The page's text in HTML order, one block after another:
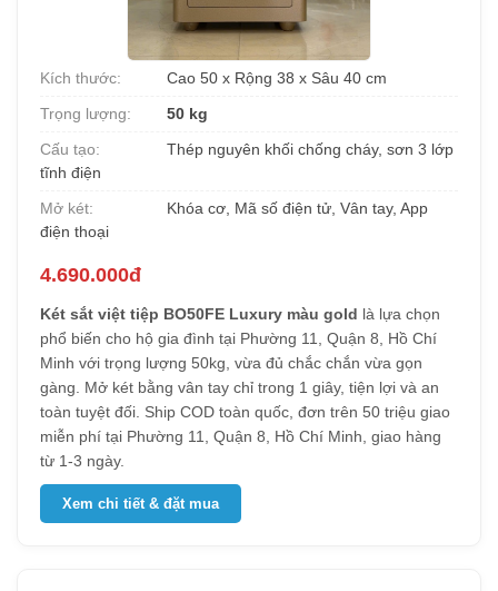
Kích thước:
Cao 50 x Rộng 38 x Sâu 40 cm
Trọng lượng:
50 kg
Cấu tạo:
Thép nguyên khối chống cháy, sơn 3 lớp
tĩnh điện
Mở két:
Khóa cơ, Mã số điện tử, Vân tay, App
điện thoại
4.690.000đ
Két sắt việt tiệp BO50FE Luxury màu gold là lựa chọn
phổ biến cho hộ gia đình tại Phường 11, Quận 8, Hồ Chí
Minh với trọng lượng 50kg, vừa đủ chắc chắn vừa gọn
gàng. Mở két bằng vân tay chỉ trong 1 giây, tiện lợi và an
toàn tuyệt đối. Ship COD toàn quốc, đơn trên 50 triệu giao
miễn phí tại Phường 11, Quận 8, Hồ Chí Minh, giao hàng
từ 1-3 ngày.
Xem chi tiết & đặt mua